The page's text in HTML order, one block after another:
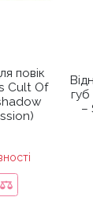
повік
Cult Of
–